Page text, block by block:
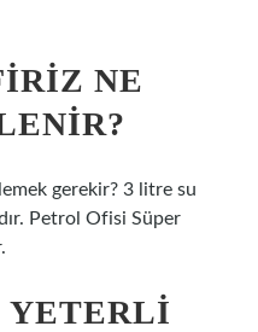
NE
gerekir? 3 litre su
Petrol Ofisi Süper
YETERLI